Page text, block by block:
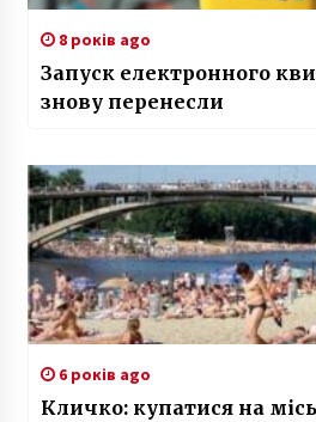
8 років ago
Запуск електронного
знову перенесли
6 років ago
Кличко: купатися на